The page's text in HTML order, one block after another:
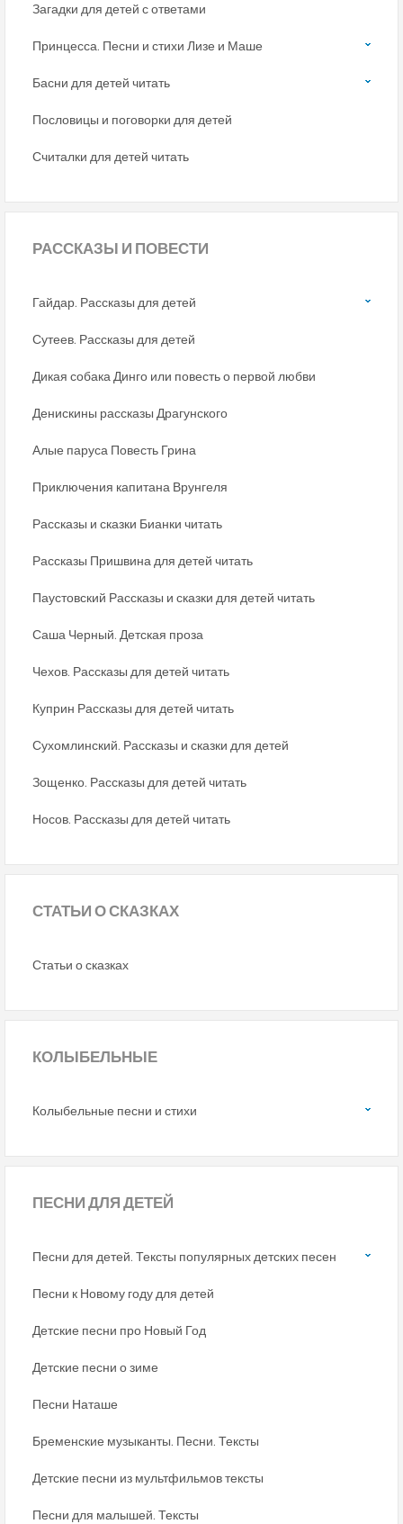
Загадки для детей с ответами
Принцесса. Песни и стихи Лизе и Маше
Басни для детей читать
Пословицы и поговорки для детей
Считалки для детей читать
РАССКАЗЫ И ПОВЕСТИ
Гайдар. Рассказы для детей
Сутеев. Рассказы для детей
Дикая собака Динго или повесть о первой любви
Денискины рассказы Драгунского
Алые паруса Повесть Грина
Приключения капитана Врунгеля
Рассказы и сказки Бианки читать
Рассказы Пришвина для детей читать
Паустовский Рассказы и сказки для детей читать
Саша Черный. Детская проза
Чехов. Рассказы для детей читать
Куприн Рассказы для детей читать
Сухомлинский. Рассказы и сказки для детей
Зощенко. Рассказы для детей читать
Носов. Рассказы для детей читать
СТАТЬИО СКАЗКАХ
Статьи о сказках
КОЛЫБЕЛЬНЫЕ
Колыбельные песни и стихи
ПЕСНИДЛЯ ДЕТЕЙ
Песни для детей. Тексты популярных детских песен
Песни к Новому году для детей
Детские песни про Новый Год
Детские песни о зиме
Песни Наташе
Бременские музыканты. Песни. Тексты
Детские песни из мультфильмов тексты
Песни для малышей. Тексты